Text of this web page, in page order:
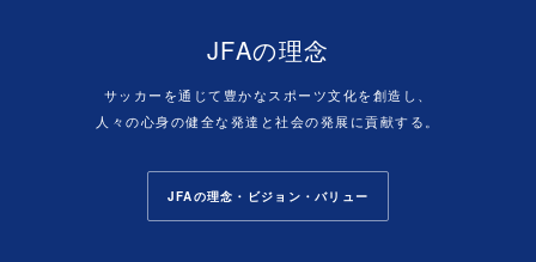
JFAの理念
サッカーを通じて豊かなスポーツ文化を創造し、
人々の心身の健全な発達と社会の発展に貢献する。
JFAの理念・ビジョン・バリュー